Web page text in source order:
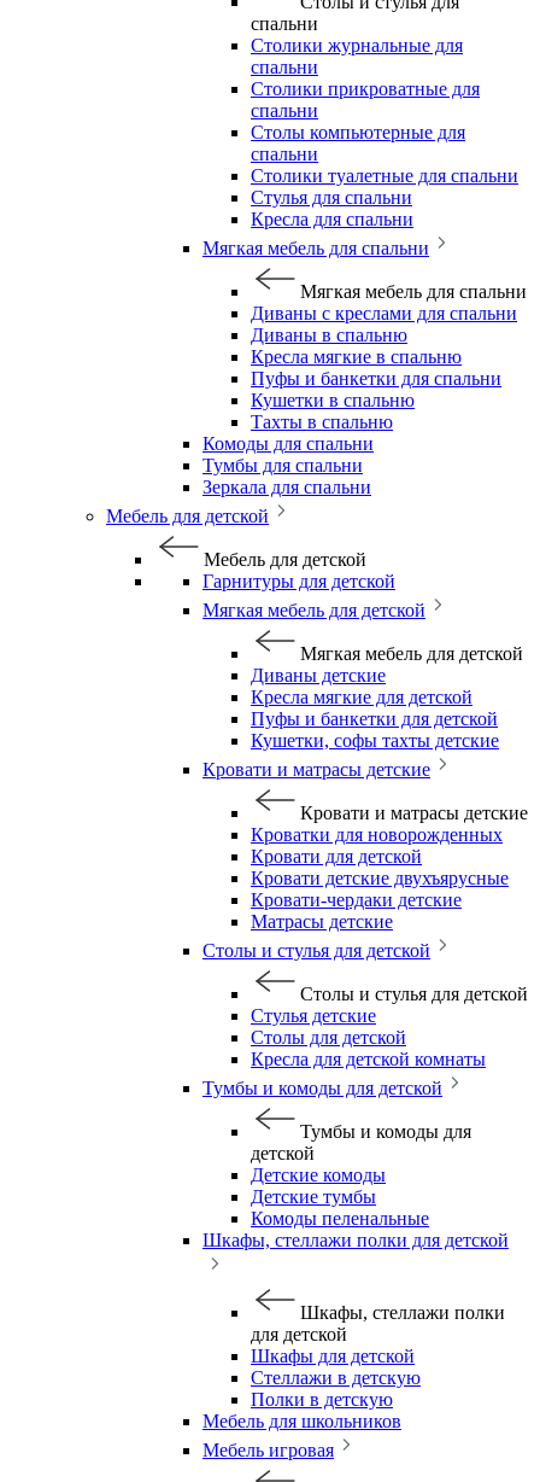
спальни
Столики журнальные для
спальни
Столики прикроватные для
спальни
Столы компьютерные для
спальни
Столики туалетные для спальни
Стулья для спальни
Кресла для спальни
Мягкая мебель для спальни
Мягкая мебель для спальни
Диваны с креслами для спальни
Диваны в спальню
Кресла мягкие в спальню
Пуфы и банкетки для спальни
Кушетки в спальню
Тахты в спальню
Комоды для спальни
Тумбы для спальни
Зеркала для спальни
Мебель для детской
Мебель для детской
Гарнитуры для детской
Мягкая мебель для детской
Мягкая мебель для детской
Диваны детские
Кресла мягкие для детской
Пуфы и банкетки для детской
Кушетки, софы тахты детские
Кровати и матрасы детские
Кровати и матрасы детские
Кроватки для новорожденных
Кровати для детской
Кровати детские двухъярусные
Кровати-чердаки детские
Матрасы детские
Столы и стулья для детской
Столы и стулья для детской
Стулья детские
Столы для детской
Кресла для детской комнаты
Тумбы и комоды для детской
Тумбы и комоды для
детской
Детские комоды
Детские тумбы
Комоды пеленальные
Шкафы, стеллажи полки для детской
Шкафы, стеллажи полки
для детской
Шкафы для детской
Стеллажи в детскую
Полки в детскую
Мебель для школьников
Мебель игровая